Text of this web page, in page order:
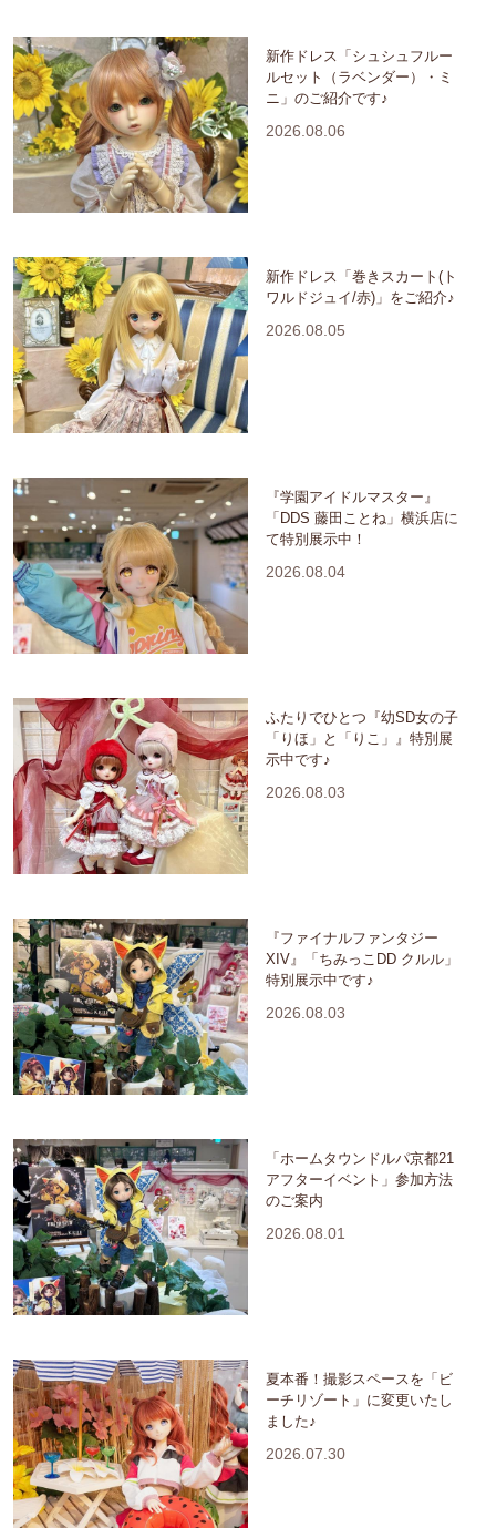
新作ドレス「シュシュフルー
ルセット（ラベンダー）・ミ
ニ」のご紹介です♪
2026.08.06
新作ドレス「巻きスカート(ト
ワルドジュイ/赤)」をご紹介♪
2026.08.05
『学園アイドルマスター』
「DDS 藤田ことね」横浜店に
て特別展示中！
2026.08.04
ふたりでひとつ『幼SD女の子
「りほ」と「りこ」』特別展
示中です♪
2026.08.03
『ファイナルファンタジー
XIV』「ちみっこDD クルル」
特別展示中です♪
2026.08.03
「ホームタウンドルパ京都21
アフターイベント」参加方法
のご案内
2026.08.01
夏本番！撮影スペースを「ビ
ーチリゾート」に変更いたし
ました♪
2026.07.30